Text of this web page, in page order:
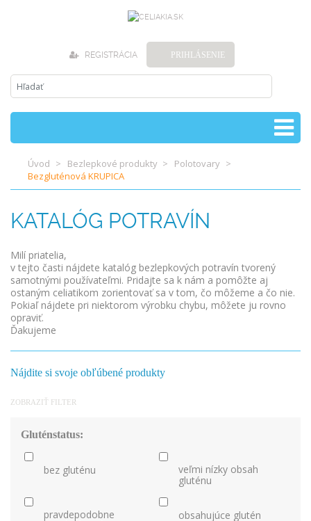
REGISTRÁCIA PRIHLÁSENIE
Úvod Bezlepkové produkty
Polotovary
Bezgluténová KRUPICA
KATALÓG POTRAVÍN
Milí priatelia,
v tejto časti nájdete katalóg bezlepkových potravín tvorený
samotnými používateľmi. Pridajte sa k nám a pomôžte aj
ostaným celiatikom zorientovať sa v tom, čo môžeme a čo nie.
Pokiaľ nájdete pri niektorom výrobku chybu, môžete ju rovno
opraviť.
Ďakujeme
Nájdite si svoje obľúbené produkty
ZOBRAZIŤ FILTER
Gluténstatus:
bez gluténu
veľmi nízky obsah
gluténu
pravdepodobne
obsahujúce glutén